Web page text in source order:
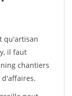
qu'artisan
il faut
chantiers